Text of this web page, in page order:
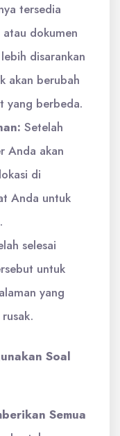
tersedia
dokumen
disarankan
akan berubah
yang berbeda.
Setelah
Anda akan
di
Anda untuk
selesai
untuk
yang
Soal
Semua